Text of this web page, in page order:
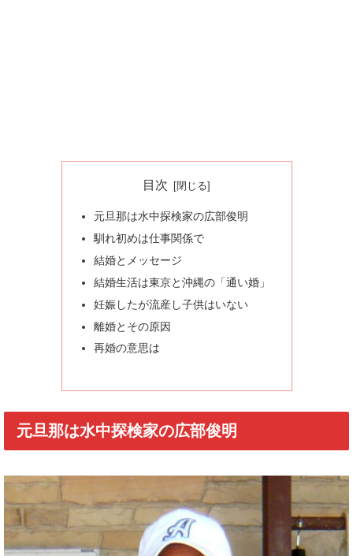
目次
元旦那は水中探検家の広部俊明
馴れ初めは仕事関係で
結婚とメッセージ
結婚生活は東京と沖縄の「通い婚」
妊娠したが流産し子供はいない
離婚とその原因
再婚の意思は
元旦那は水中探検家の広部俊明